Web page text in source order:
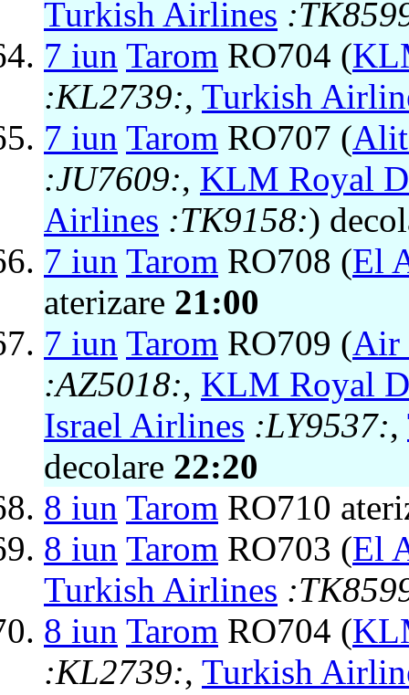
Turkish Airlines
7 iun Tarom RO704 (
:KL2739:, Turkish
7 iun Tarom RO707 (
:JU7609:, KLM Royal
Airlines :TK9158:)
7 iun Tarom RO708 (El
aterizare 21:00
7 iun Tarom RO709 (Air
:AZ5018:, KLM Royal
Israel Airlines :LY9537:,
decolare 22:20
8 iun Tarom RO710
8 iun Tarom RO703 (El
Turkish Airlines
8 iun Tarom RO704 (
:KL2739:, Turkish